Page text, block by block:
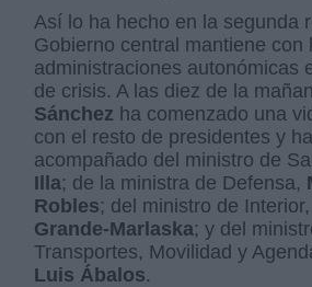
Así lo ha hecho en la segunda
Gobierno central mantiene con
administraciones autonómicas
de crisis. A las diez de la
Sánchez ha comenzado una
con el resto de presidentes y
acompañado del ministro de
Illa; de la ministra de Defensa,
Robles; del ministro de Interior,
Grande-Marlaska; y del
Transportes, Movilidad y
Luis Ábalos.